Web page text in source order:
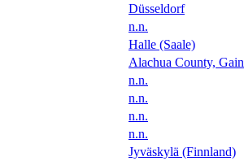
Düsseldorf
n.n.
Halle (Saale)
Alachua County,
n.n.
n.n.
n.n.
n.n.
Jyväskylä (Finnland)